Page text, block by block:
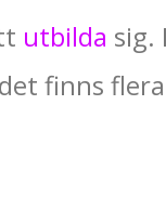
utbilda sig.
finns